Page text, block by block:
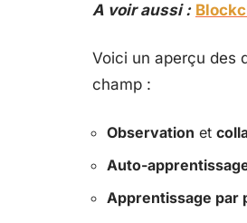
A voir aussi :
Voici un aperçu des
champ :
Observation et
Auto-
Apprentissage par